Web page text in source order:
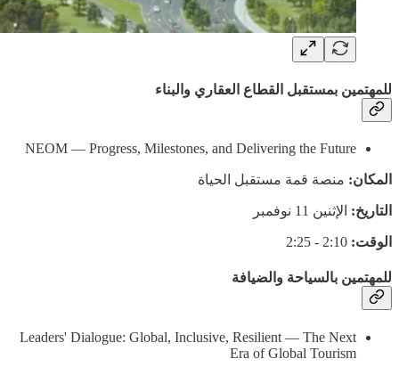
للمهتمين بمستقبل القطاع العقاري والبناء
NEOM — Progress, Milestones, and Delivering the Future
المكان: منصة قمة مستقبل الحياة
التاريخ: الإثنين 11 نوفمبر
الوقت: 2:10 - 2:25
للمهتمين بالسياحة والضيافة
Leaders' Dialogue: Global, Inclusive, Resilient — The Next
Era of Global Tourism